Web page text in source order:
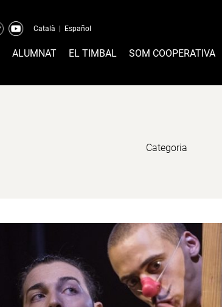
Català Español
ALUMNAT EL TIMBAL SOM COOPERATIVA